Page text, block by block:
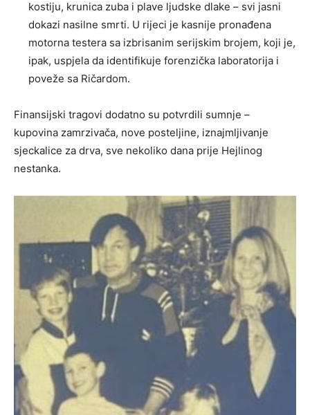
kostiju, krunica zuba i plave ljudske dlake – svi jasni
dokazi nasilne smrti. U rijeci je kasnije pronađena
motorna testera sa izbrisanim serijskim brojem, koji je,
ipak, uspjela da identifikuje forenzička laboratorija i
poveže sa Ričardom.
Finansijski tragovi dodatno su potvrdili sumnje –
kupovina zamrzivača, nove posteljine, iznajmljivanje
sjeckalice za drva, sve nekoliko dana prije Hejlinog
nestanka.